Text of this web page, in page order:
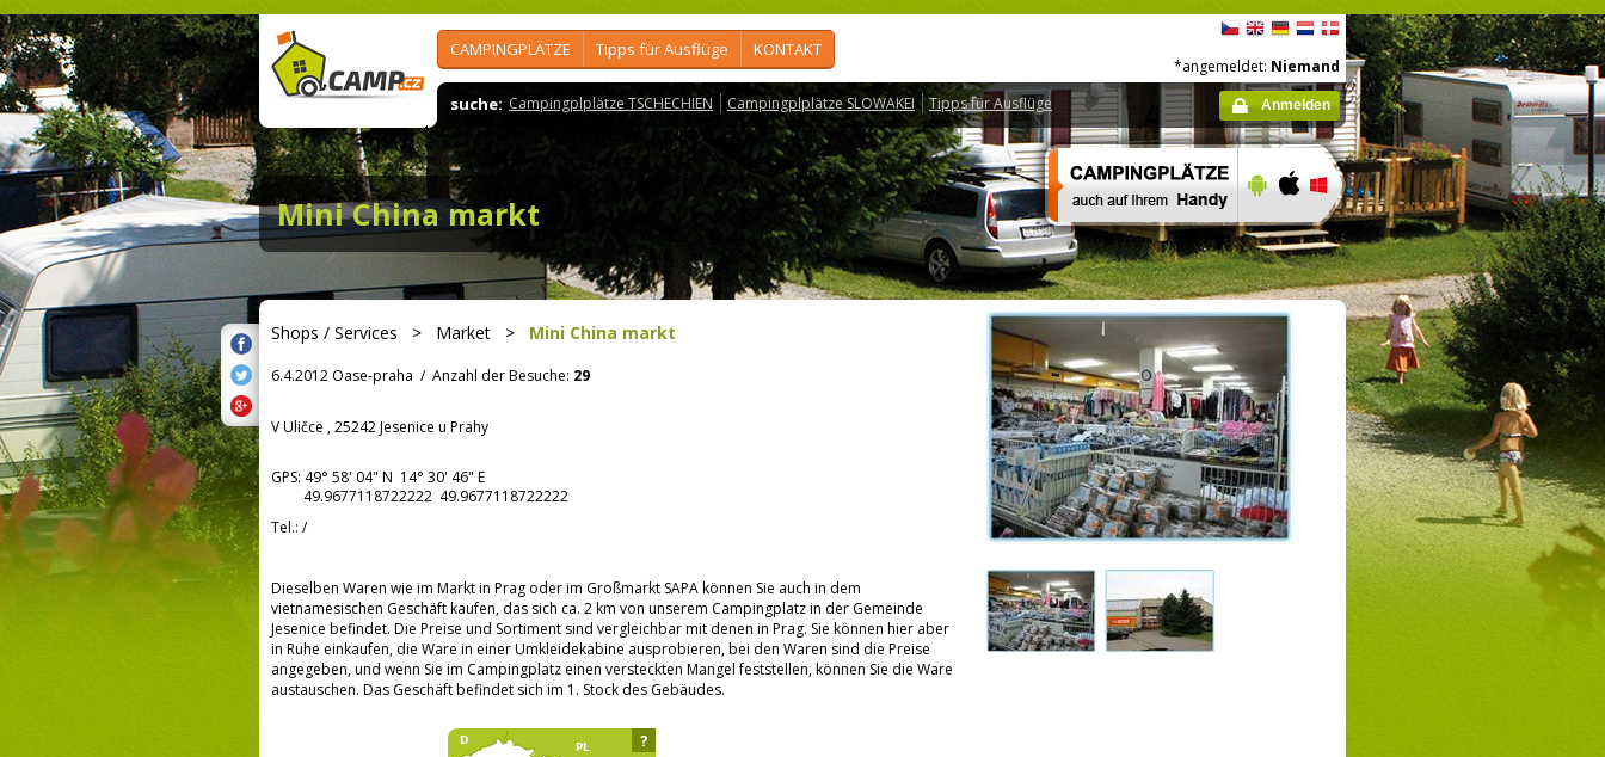
CAMPINGPLÄTZE Tipps für Ausflüge KONTAKT
suche: Campingplplätze TSCHECHIEN Campingplplätze SLOWAKEI Tipps für Ausflüge
*angemeldet: Niemand
Anmelden
Mini China markt
Shops / Services > Market > Mini China markt
6.4.2012 Oase-praha / Anzahl der Besuche: 29
V Uličce , 25242 Jesenice u Prahy
GPS: 49° 58' 04" N 14° 30' 46" E
49.9677118722222 49.9677118722222
Tel.: /
Dieselben Waren wie im Markt in Prag oder im Großmarkt SAPA können Sie auch in dem
vietnamesischen Geschäft kaufen, das sich ca. 2 km von unserem Campingplatz in der Gemeinde
Jesenice befindet. Die Preise und Sortiment sind vergleichbar mit denen in Prag. Sie können hier aber
in Ruhe einkaufen, die Ware in einer Umkleidekabine ausprobieren, bei den Waren sind die Preise
angegeben, und wenn Sie im Campingplatz einen versteckten Mangel feststellen, können Sie die Ware
austauschen. Das Geschäft befindet sich im 1. Stock des Gebäudes.
?